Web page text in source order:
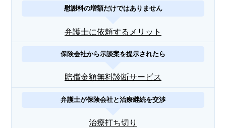
慰謝料の増額だけではありません
弁護士に依頼するメリット
保険会社から示談案を提示されたら
賠償金額無料診断サービス
弁護士が保険会社と治療継続を交渉
治療打ち切り